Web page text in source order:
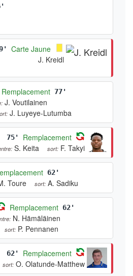
Carte Jaune
J. Kreidl
Remplacement 77'
J. Voutilainen
J. Luyeye-Lutumba
75' Remplacement
S. Keita sort: F. Takyi
62'
Toure sort: A. Sadiku
Remplacement 62'
N. Hämäläinen
sort: P. Pennanen
62' Remplacement
sort: O. Olatunde-Matthew